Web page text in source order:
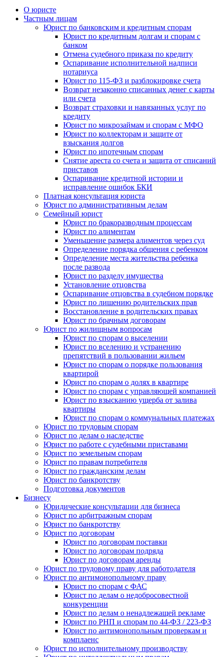
О юристе
Частным лицам
Юрист по банковским и кредитным спорам
Юрист по кредитным долгам и спорам с
банком
Отмена судебного приказа по кредиту
Оспаривание исполнительной надписи
нотариуса
Юрист по 115-ФЗ и разблокировке счета
Возврат незаконно списанных денег с карты
или счета
Возврат страховки и навязанных услуг по
кредиту
Юрист по микрозаймам и спорам с МФО
Юрист по коллекторам и защите от
взыскания долгов
Юрист по ипотечным спорам
Снятие ареста со счета и защита от списаний
приставов
Оспаривание кредитной истории и
исправление ошибок БКИ
Платная консультация юриста
Юрист по административным делам
Семейный юрист
Юрист по бракоразводным процессам
Юрист по алиментам
Уменьшение размера алиментов через суд
Определение порядка общения с ребенком
Определение места жительства ребенка
после развода
Юрист по разделу имущества
Установление отцовства
Оспаривание отцовства в судебном порядке
Юрист по лишению родительских прав
Восстановление в родительских правах
Юрист по брачным договорам
Юрист по жилищным вопросам
Юрист по спорам о выселении
Юрист по вселению и устранению
препятствий в пользовании жильем
Юрист по спорам о порядке пользования
квартирой
Юрист по спорам о долях в квартире
Юрист по спорам с управляющей компанией
Юрист по взысканию ущерба от залива
квартиры
Юрист по спорам о коммунальных платежах
Юрист по трудовым спорам
Юрист по делам о наследстве
Юрист по работе с судебными приставами
Юрист по земельным спорам
Юрист по правам потребителя
Юрист по гражданским делам
Юрист по банкротству
Подготовка документов
Бизнесу
Юридические консультации для бизнеса
Юрист по арбитражным спорам
Юрист по банкротству
Юрист по договорам
Юрист по договорам поставки
Юрист по договорам подряда
Юрист по договорам аренды
Юрист по трудовому праву для работодателя
Юрист по антимонопольному праву
Юрист по спорам с ФАС
Юрист по делам о недобросовестной
конкуренции
Юрист по делам о ненадлежащей рекламе
Юрист по РНП и спорам по 44-ФЗ / 223-ФЗ
Юрист по антимонопольным проверкам и
комплаенс
Юрист по исполнительному производству